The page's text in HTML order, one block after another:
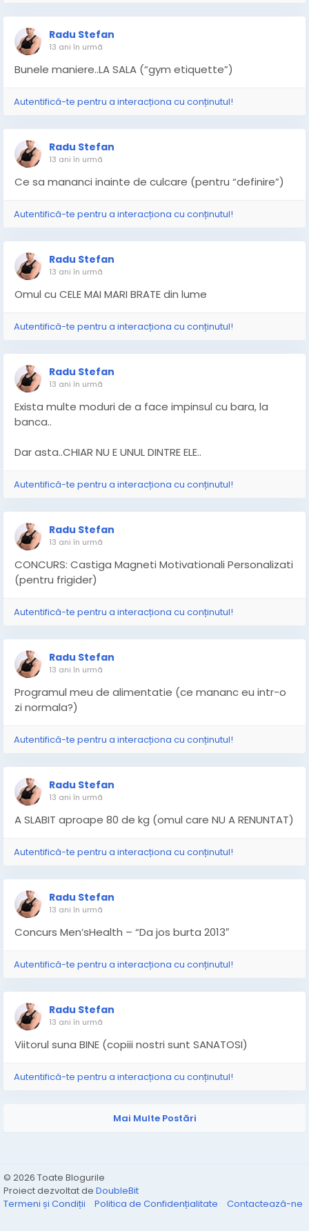
Radu Stefan
13 ani în urmă
Bunele maniere..LA SALA (“gym etiquette”)
Autentifică-te pentru a interacționa cu conținutul!
Radu Stefan
13 ani în urmă
Ce sa mananci inainte de culcare (pentru “definire”)
Autentifică-te pentru a interacționa cu conținutul!
Radu Stefan
13 ani în urmă
Omul cu CELE MAI MARI BRATE din lume
Autentifică-te pentru a interacționa cu conținutul!
Radu Stefan
13 ani în urmă
Exista multe moduri de a face impinsul cu bara, la
banca..
Dar asta..CHIAR NU E UNUL DINTRE ELE..
Autentifică-te pentru a interacționa cu conținutul!
Radu Stefan
13 ani în urmă
CONCURS: Castiga Magneti Motivationali Personalizati
(pentru frigider)
Autentifică-te pentru a interacționa cu conținutul!
Radu Stefan
13 ani în urmă
Programul meu de alimentatie (ce mananc eu intr-o
zi normala?)
Autentifică-te pentru a interacționa cu conținutul!
Radu Stefan
13 ani în urmă
A SLABIT aproape 80 de kg (omul care NU A RENUNTAT)
Autentifică-te pentru a interacționa cu conținutul!
Radu Stefan
13 ani în urmă
Concurs Men’sHealth – “Da jos burta 2013″
Autentifică-te pentru a interacționa cu conținutul!
Radu Stefan
13 ani în urmă
Viitorul suna BINE (copiii nostri sunt SANATOSI)
Autentifică-te pentru a interacționa cu conținutul!
Mai Multe Postări
© 2026 Toate Blogurile
Proiect dezvoltat de DoubleBit
Termeni și Condiții
Politica de Confidențialitate Contactează-ne